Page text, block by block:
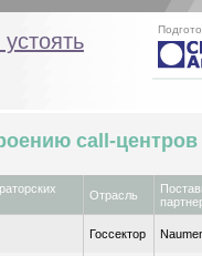
call-центров
Отрасль
Госсектор